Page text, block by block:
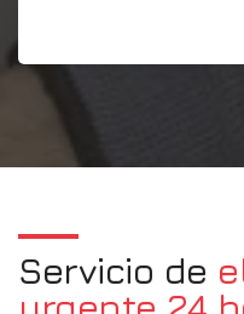
Servicio de